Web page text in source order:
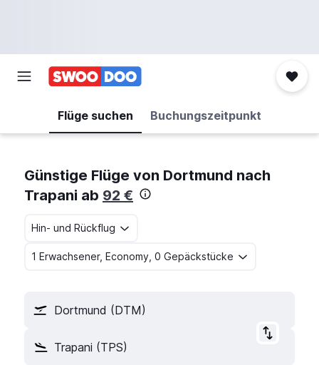
Flüge suchen Buchungszeitpunkt
Günstige Flüge von Dortmund nach
Trapani ab 92 €
Hin- und Rückflug
1 Erwachsener, Economy, 0 Gepäckstücke
Dortmund (DTM)
Trapani (TPS)